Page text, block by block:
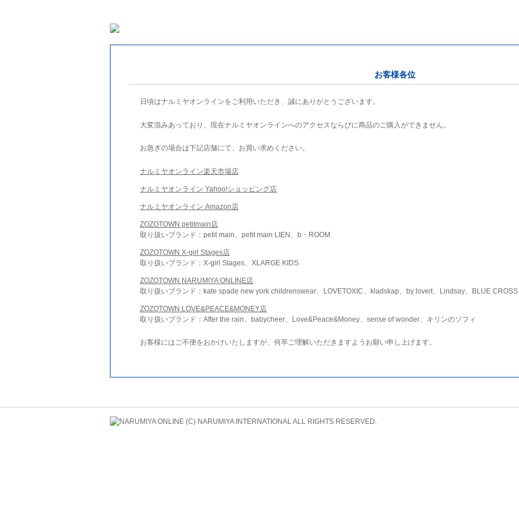
お客様各位
日頃はナルミヤオンラインをご利用いただき、誠にありがとうございます。
大変混みあっており、現在ナルミヤオンラインへのアクセスならびに商品のご購入ができません。
お急ぎの場合は下記店舗にて、お買い求めください。
ナルミヤオンライン楽天市場店
ナルミヤオンライン Yahoo!ショッピング店
ナルミヤオンライン Amazon店
ZOZOTOWN petitmain店
取り扱いブランド：petit main、petit main LIEN、b・ROOM
ZOZOTOWN X-girl Stages店
取り扱いブランド：X-girl Stages、XLARGE KIDS
ZOZOTOWN NARUMIYA ONLINE店
取り扱いブランド：kate spade new york childrenswear、LOVETOXIC、kladskap、by loveit、Lindsay、BLUE CROSS
ZOZOTOWN LOVE&PEACE&MONEY店
取り扱いブランド：After the rain、babycheer、Love&Peace&Money、sense of wonder、キリンのソフィ
お客様にはご不便をおかけいたしますが、何卒ご理解いただきますようお願い申し上げます。